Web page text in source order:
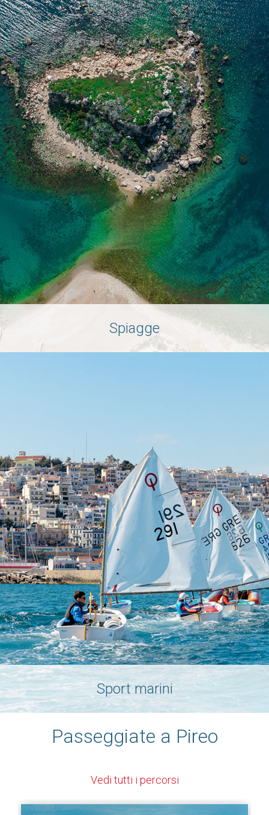
Spiagge
Sport marini
Passeggiate a Pireo
Vedi tutti i percorsi